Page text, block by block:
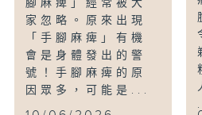
腳麻痺」經常被大
家忽略。原來出現
「手腳麻痺」有機
會是身體發出的警
號！手腳麻痺的原
因眾多，可能是...